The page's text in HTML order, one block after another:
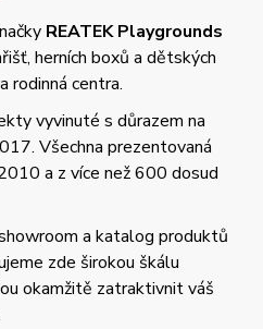
REATEK Playgrounds
herních boxů a dětských
rodinná centra.
vyvinuté s důrazem na
Všechna prezentovaná
a z více než 600 dosud
a katalog produktů
zde širokou škálu
okamžitě zatraktivnit váš